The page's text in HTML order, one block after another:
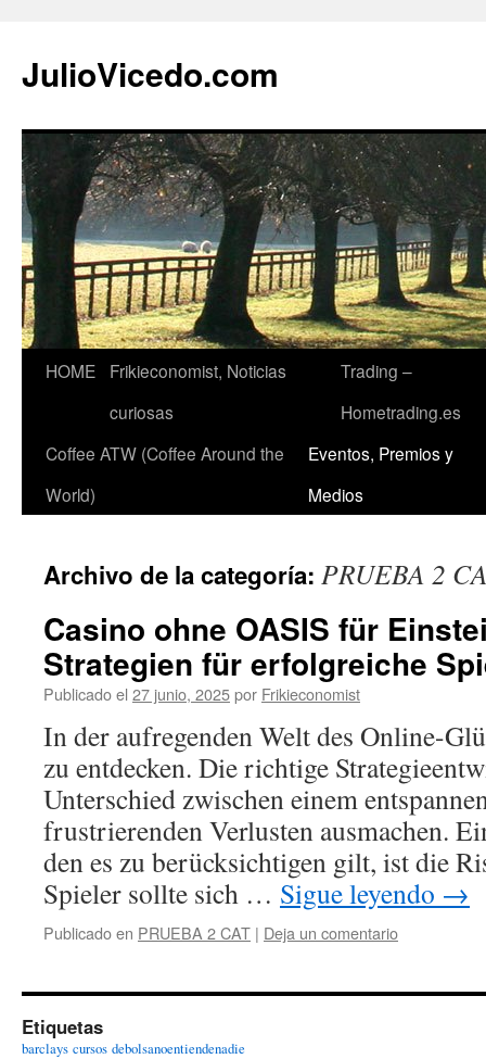
JulioVicedo.com
Saltar
contenido
HOME
Frikieconomist, Noticias
curiosas
Trading –
Hometrading.es
Coffee ATW (Coffee Around the
World)
Eventos, Premios y
Medios
Archivo de la categoría: PRUEBA 2
Casino ohne OASIS für
Strategien für erfolgreiche
Publicado el 27 junio, 2025por Frikieconomist
In der aufregenden Welt des Online-
zu entdecken. Die richtige
Unterschied zwischen einem
frustrierenden Verlusten ausmachen.
den es zu berücksichtigen gilt, ist die
Spieler sollte sich … Sigue leyendo →
Publicado en PRUEBA 2 CAT | Deja un comentario
Etiquetas
barclays cursos debolsanoentiendenadie